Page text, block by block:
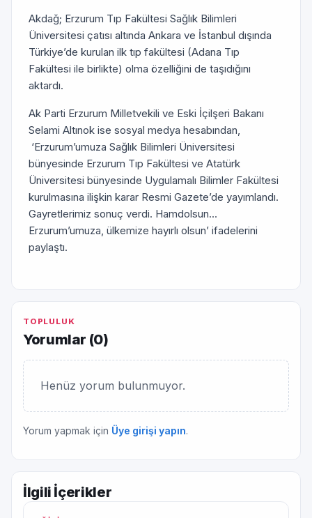
Akdağ; Erzurum Tıp Fakültesi Sağlık Bilimleri
Üniversitesi çatısı altında Ankara ve İstanbul dışında
Türkiye’de kurulan ilk tıp fakültesi (Adana Tıp
Fakültesi ile birlikte) olma özelliğini de taşıdığını
aktardı.
Ak Parti Erzurum Milletvekili ve Eski İçilşeri Bakanı
Selami Altınok ise sosyal medya hesabından,
‘Erzurum’umuza Sağlık Bilimleri Üniversitesi
bünyesinde Erzurum Tıp Fakültesi ve Atatürk
Üniversitesi bünyesinde Uygulamalı Bilimler Fakültesi
kurulmasına ilişkin karar Resmi Gazete’de yayımlandı.
Gayretlerimiz sonuç verdi. Hamdolsun...
Erzurum’umuza, ülkemize hayırlı olsun’ ifadelerini
paylaştı.
TOPLULUK
Yorumlar (0)
Henüz yorum bulunmuyor.
Yorum yapmak için Üye girişi yapın.
İlgili İçerikler